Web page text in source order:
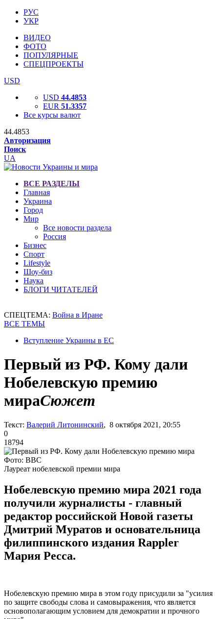
РУС
УКР
ВИДЕО
ФОТО
ПОПУЛЯРНЫЕ
СПЕЦПРОЕКТЫ
USD
USD 44.4853
EUR 51.3357
Все курсы валют
44.4853
Авторизация
Поиск
UA
ВСЕ РАЗДЕЛЫ
Главная
Украина
Город
Мир
Все новости раздела
Россия
Бизнес
Спорт
Lifestyle
Шоу-биз
Наука
БЛОГИ ЧИТАТЕЛЕЙ
СПЕЦТЕМА: Война в Иране
ВСЕ ТЕМЫ
Вступление Украины в ЕС
Первый из РФ. Кому дали
Нобелевскую премию
мираСюжет
Текст: Валерий Литонинский, 8 октября 2021, 20:55
0
18794
Фото: BBC
Лауреат нобелевской премии мира
Нобелевскую премию мира 2021 года
получили журналисты - главный
редактор российской Новой газеты
Дмитрий Муратов и основательница
филиппинского издания Rappler
Мария Ресса.
Нобелевскую премию мира в этом году присудили за "усилия
по защите свободы слова и самовыражения, что является
основополагающим условием для демократии и прочного